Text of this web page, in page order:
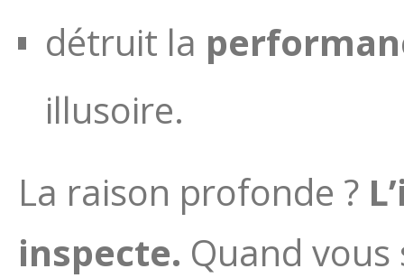
détruit la
illusoire.
La raison profonde ?
inspecte. Quand